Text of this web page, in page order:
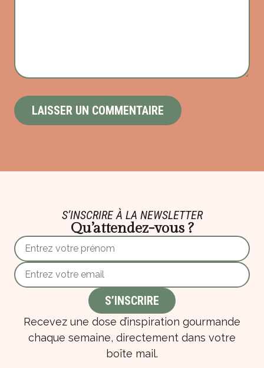
S’INSCRIRE À LA NEWSLETTER
Qu’attendez-vous ?
Recevez une dose d’inspiration gourmande
chaque semaine, directement dans votre
boîte mail.